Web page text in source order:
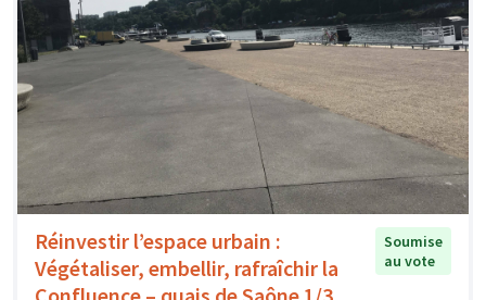
Réinvestir l’espace urbain :
Végétaliser, embellir, rafraîchir la
Soumise
au vote